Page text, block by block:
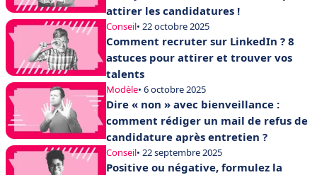
attirer les candidatures !
Conseil• 22 octobre 2025
Comment recruter sur LinkedIn ? 8
astuces pour attirer et trouver vos
talents
Modèle• 6 octobre 2025
Dire « non » avec bienveillance :
comment rédiger un mail de refus de
candidature après entretien ?
Conseil• 22 septembre 2025
Positive ou négative, formulez la